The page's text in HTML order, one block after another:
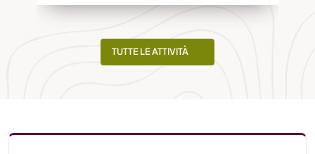
TUTTE LE ATTIVITÀ